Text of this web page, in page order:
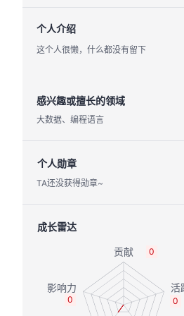
个人介绍
这个人很懒，什么都没有留下
感兴趣或擅长的领域
大数据、编程语言
个人勋章
TA还没获得勋章~
成长雷达
0
0
0